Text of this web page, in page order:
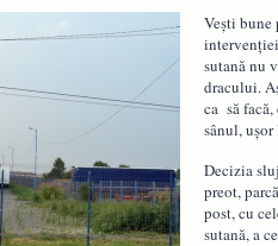
Veşti
sutană nu
dracului.
ca să
sânul,
Decizia
preot,
post, cu
sutană, a